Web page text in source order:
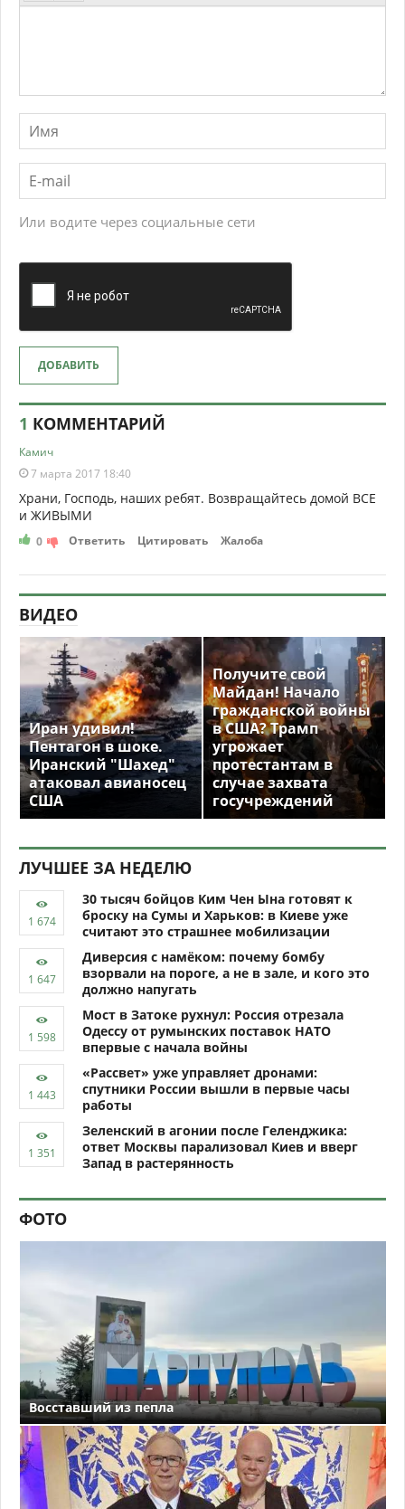
Или водите через социальные сети
ДОБАВИТЬ
1 КОММЕНТАРИЙ
Камич
7 марта 2017 18:40
Храни, Господь, наших ребят. Возвращайтесь домой ВСЕ
и ЖИВЫМИ
0 Ответить Цитировать Жалоба
ВИДЕО
Иран удивил!
Пентагон в шоке.
Иранский "Шахед"
атаковал авианосец
США
Получите свой
Майдан! Начало
гражданской войны
в США? Трамп
угрожает
протестантам в
случае захвата
госучреждений
ЛУЧШЕЕ ЗА НЕДЕЛЮ
30 тысяч бойцов Ким Чен Ына готовят к
броску на Сумы и Харьков: в Киеве уже
считают это страшнее мобилизации
Диверсия с намёком: почему бомбу
взорвали на пороге, а не в зале, и кого это
должно напугать
Мост в Затоке рухнул: Россия отрезала
Одессу от румынских поставок НАТО
впервые с начала войны
«Рассвет» уже управляет дронами:
спутники России вышли в первые часы
работы
Зеленский в агонии после Геленджика:
ответ Москвы парализовал Киев и вверг
Запад в растерянность
ФОТО
Восставший из пепла